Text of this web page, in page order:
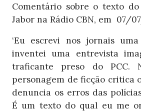
Comentário sobre o texto
Jabor na Rádio CBN, em 07/
‘Eu escrevi nos jornais
inventei uma entrevista
traficante preso do PCC.
personagem de ficção critica
denuncia os erros das
É um texto do qual eu me